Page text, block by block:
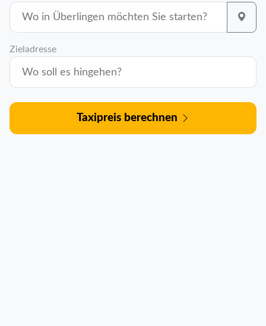
Zieladresse
Taxipreis berechnen